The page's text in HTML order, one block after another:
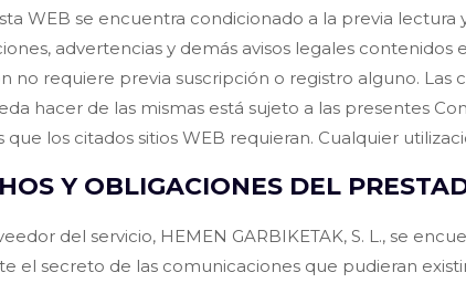
WEB se encuentra condicionado a la previa
advertencias y demás avisos legales
no requiere previa suscripción o registro alguno.
hacer de las mismas está sujeto a las presentes
que los citados sitios WEB requieran. Cualquier
Y OBLIGACIONES DEL
del servicio, HEMEN GARBIKETAK, S. L., se
el secreto de las comunicaciones que pudieran